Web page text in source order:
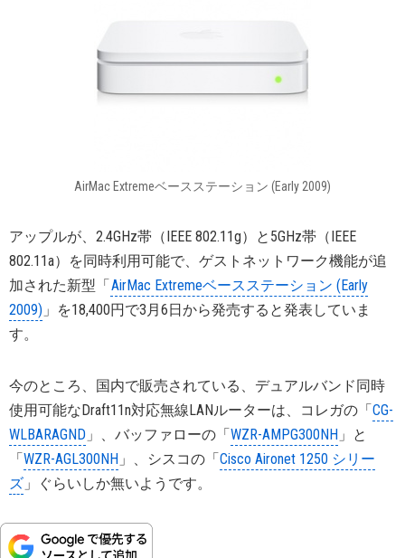
AirMac Extremeベースステーション (Early 2009)
アップルが、2.4GHz帯（IEEE 802.11g）と5GHz帯（IEEE
802.11a）を同時利用可能で、ゲストネットワーク機能が追
加された新型「AirMac Extremeベースステーション (Early
2009) 」を18,400円で3月6日から発売すると発表していま
す。
今のところ、国内で販売されている、デュアルバンド同時
使用可能なDraft11n対応無線LANルーターは、コレガの「CG-
WLBARAGND 」、バッファローの「WZR-AMPG300NH 」と
「WZR-AGL300NH 」、シスコの「Cisco Aironet 1250 シリー
ズ 」ぐらいしか無いようです。